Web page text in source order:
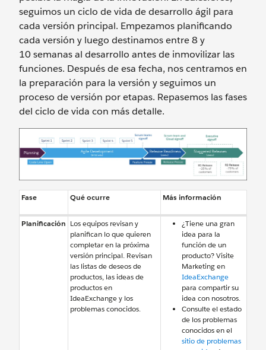
seguimos un ciclo de vida de desarrollo ágil para
cada versión principal. Empezamos planificando
cada versión y luego destinamos entre 8 y
10 semanas al desarrollo antes de inmovilizar las
funciones. Después de esa fecha, nos centramos en
la preparación para la versión y seguimos un
proceso de versión por etapas. Repasemos las fases
del ciclo de vida con más detalle.
Fase Qué ocurre Más información
Planificación Los equipos revisan y
planifican lo que quieren
completar en la próxima
versión principal. Revisan
las listas de deseos de
productos, las ideas de
productos en
IdeaExchange y los
problemas conocidos.
¿Tiene una gran
idea para la
función de un
producto? Visite
Marketing en
IdeaExchange
para compartir su
idea con nosotros.
Consulte el estado
de los problemas
conocidos en el
sitio de problemas